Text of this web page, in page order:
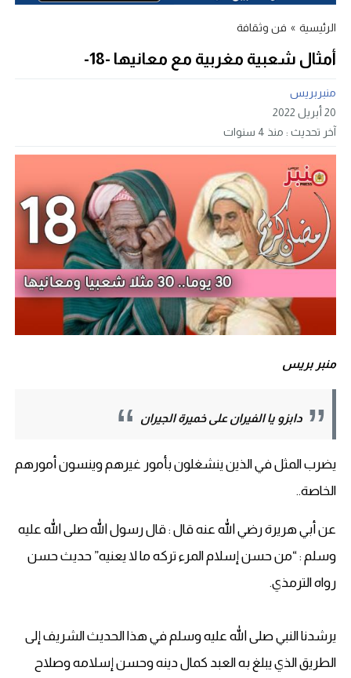
الرئيسية » فن وثقافة
أمثال شعبية مغربية مع معانيها -18-
منبربريس
20 أبريل 2022
آخر تحديث : منذ 4 سنوات
منبر بريس
دابزو يا الفيران على خميرة الجيران
يضرب المثل في الذين ينشغلون بأمور غيرهم وينسون أمورهم
الخاصة..
عن أبي هريرة رضي الله عنه قال : قال رسول الله صلى الله عليه
وسلم : “من حسن إسلام المرء تركه ما لا يعنيه” حديث حسن
رواه الترمذي.
يرشدنا النبي صلى الله عليه وسلم في هذا الحديث الشريف إلى
الطريق الذي يبلغ به العبد كمال دينه وحسن إسلامه وصلاح